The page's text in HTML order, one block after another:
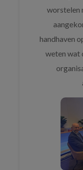
worstelen
handhaven
weten wat